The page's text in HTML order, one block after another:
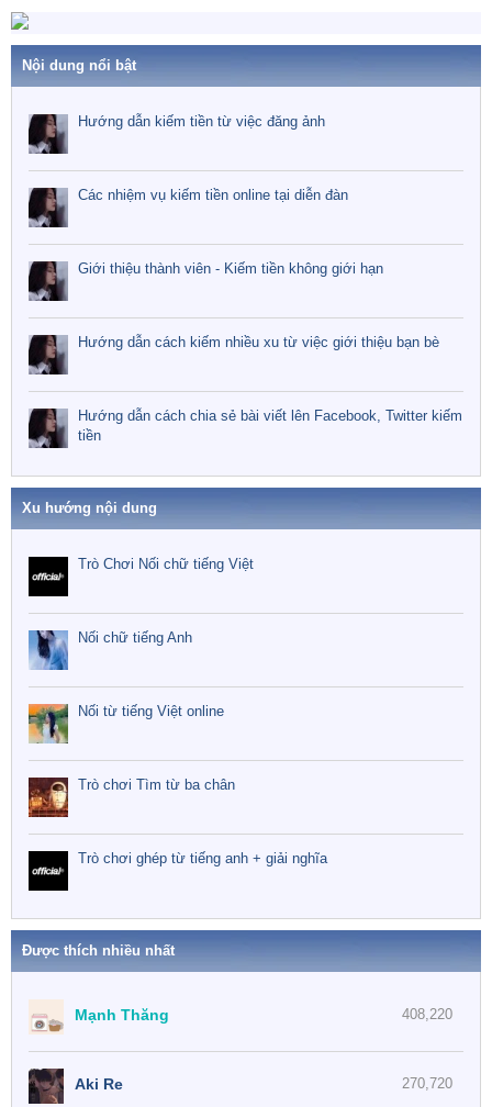
Nội dung nổi bật
Hướng dẫn kiếm tiền từ việc đăng ảnh
Các nhiệm vụ kiếm tiền online tại diễn đàn
Giới thiệu thành viên - Kiếm tiền không giới hạn
Hướng dẫn cách kiếm nhiều xu từ việc giới thiệu bạn bè
Hướng dẫn cách chia sẻ bài viết lên Facebook, Twitter kiếm
tiền
Xu hướng nội dung
Trò Chơi Nối chữ tiếng Việt
Nối chữ tiếng Anh
Nối từ tiếng Việt online
Trò chơi Tìm từ ba chân
Trò chơi ghép từ tiếng anh + giải nghĩa
Được thích nhiều nhất
408,220
Mạnh Thăng
270,720
Aki Re